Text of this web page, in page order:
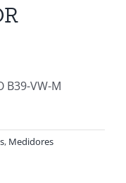
B39-VW-M
, Medidores